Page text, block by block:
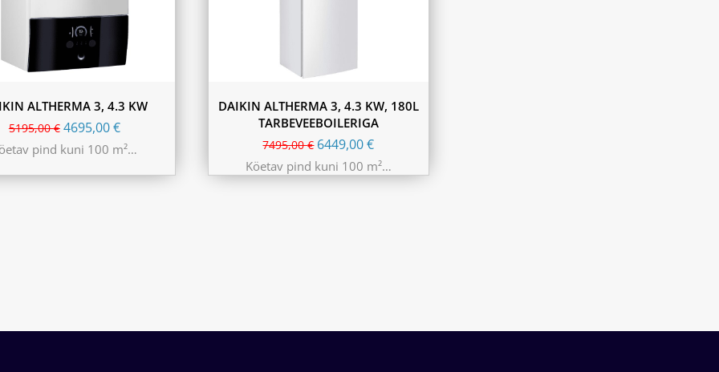
ALTHERMA 3, 4.3 KW
5195,00€ 4695,00€
pind kuni 100 m²…
DAIKIN ALTHERMA 3, 4.3 KW, 180L
TARBEVEEBOILERIGA
7495,00€ 6449,00€
Köetav pind kuni 100 m²…